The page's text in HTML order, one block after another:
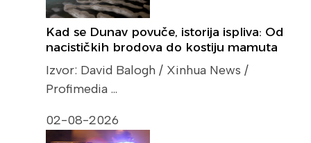
Kad se Dunav povuče, istorija ispliva: Od
nacističkih brodova do kostiju mamuta
Izvor: David Balogh / Xinhua News /
Profimedia …
02-08-2026